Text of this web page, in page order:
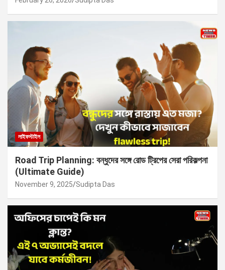
লাইফস্টাইল
Road Trip Planning: বন্ধুদের সঙ্গে রোড ট্রিপের সেরা পরিকল্পনা
(Ultimate Guide)
November 9, 2025 Sudipta Das